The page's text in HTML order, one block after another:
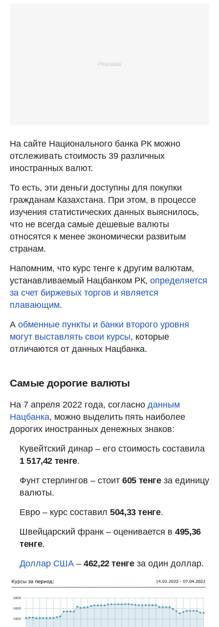
На сайте Национального банка РК можно
отслеживать стоимость 39 различных
иностранных валют.
То есть, эти деньги доступны для покупки
гражданам Казахстана. При этом, в процессе
изучения статистических данных выяснилось,
что не всегда самые дешевые валюты
относятся к менее экономически развитым
странам.
Напомним, что курс тенге к другим валютам,
устанавливаемый Нацбанком РК, определяется
за счет биржевых торгов и является
плавающим.
А обменные пункты и банки второго уровня
могут выставлять свои курсы, которые
отличаются от данных Нацбанка.
Самые дорогие валюты
На 7 апреля 2022 года, согласно данным
Нацбанка, можно выделить пять наиболее
дорогих иностранных денежных знаков:
Кувейтский динар – его стоимость составила
1 517,42 тенге.
Фунт стерлингов – стоит 605 тенгеза единицу
валюты.
Евро – курс составил 504,33 тенге.
Швейцарский франк – оценивается в 495,36
тенге.
Доллар США – 462,22 тенгеза один доллар.